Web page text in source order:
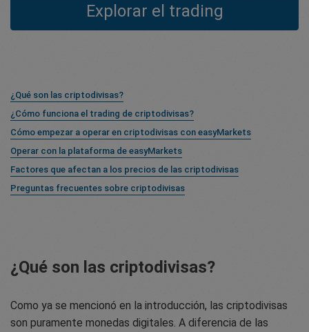
Explorar el trading
¿Qué son las criptodivisas?
¿Cómo funciona el trading de criptodivisas?
Cómo empezar a operar en criptodivisas con easyMarkets
Operar con la plataforma de easyMarkets
Factores que afectan a los precios de las criptodivisas
Preguntas frecuentes sobre criptodivisas
¿Qué son las criptodivisas?
Como ya se mencionó en la introducción, las criptodivisas
son puramente monedas digitales. A diferencia de las